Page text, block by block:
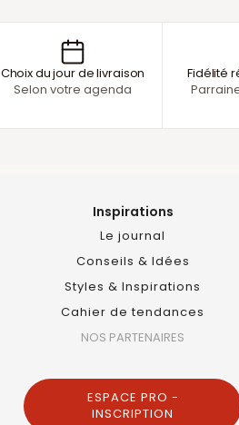
Choix du jour de livraison
Selon votre agenda
Fidélité
Inspirations
Le journal
Conseils & Idées
Styles & Inspirations
Cahier de tendances
NOS PARTENAIRES
ESPACE PRO -
INSCRIPTION